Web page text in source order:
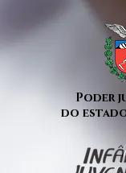
Poder
do